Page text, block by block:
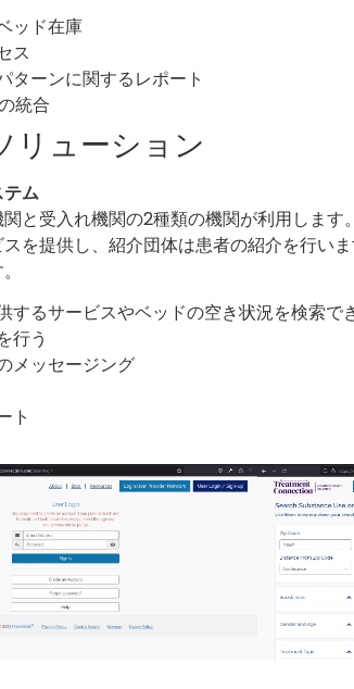
ッド在庫
ス
ターンに関するレポート
統合
リューション
ム
と受入れ機関の2種類の機関が利用します。
を提供し、紹介団体は患者の紹介を行いま
するサービスやベッドの空き状況を検索で
行う
メッセージング
ト